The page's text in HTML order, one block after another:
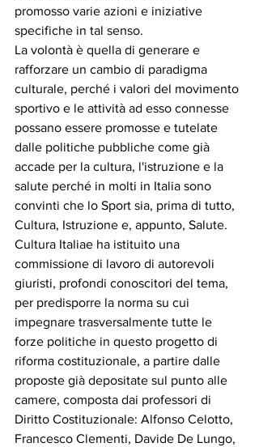
promosso varie azioni e iniziative
specifiche in tal senso.
La volontà è quella di generare e
rafforzare un cambio di paradigma
culturale, perché i valori del movimento
sportivo e le attività ad esso connesse
possano essere promosse e tutelate
dalle politiche pubbliche come già
accade per la cultura, l'istruzione e la
salute perché in molti in Italia sono
convinti che lo Sport sia, prima di tutto,
Cultura, Istruzione e, appunto, Salute.
Cultura Italiae ha istituito una
commissione di lavoro di autorevoli
giuristi, profondi conoscitori del tema,
per predisporre la norma su cui
impegnare trasversalmente tutte le
forze politiche in questo progetto di
riforma costituzionale, a partire dalle
proposte già depositate sul punto alle
camere, composta dai professori di
Diritto Costituzionale: Alfonso Celotto,
Francesco Clementi, Davide De Lungo,